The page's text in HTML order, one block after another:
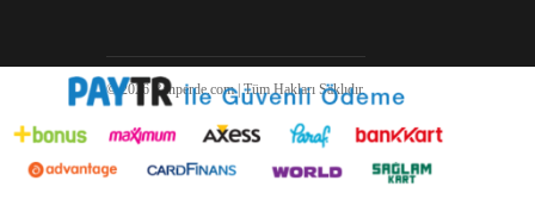
© 2026 Ranperde.com | Tüm Hakları Saklıdır.